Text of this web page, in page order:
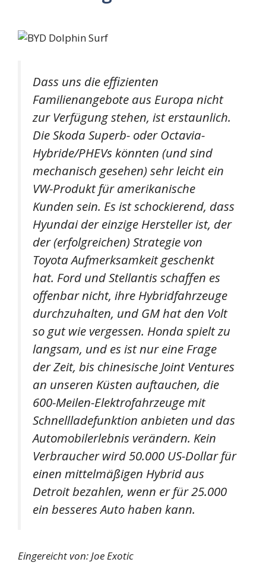
Dass uns die effizienten
Familienangebote aus Europa nicht
zur Verfügung stehen, ist erstaunlich.
Die Skoda Superb- oder Octavia-
Hybride/PHEVs könnten (und sind
mechanisch gesehen) sehr leicht ein
VW-Produkt für amerikanische
Kunden sein. Es ist schockierend, dass
Hyundai der einzige Hersteller ist, der
der (erfolgreichen) Strategie von
Toyota Aufmerksamkeit geschenkt
hat. Ford und Stellantis schaffen es
offenbar nicht, ihre Hybridfahrzeuge
durchzuhalten, und GM hat den Volt
so gut wie vergessen. Honda spielt zu
langsam, und es ist nur eine Frage
der Zeit, bis chinesische Joint Ventures
an unseren Küsten auftauchen, die
600-Meilen-Elektrofahrzeuge mit
Schnellladefunktion anbieten und das
Automobilerlebnis verändern. Kein
Verbraucher wird 50.000 US-Dollar für
einen mittelmäßigen Hybrid aus
Detroit bezahlen, wenn er für 25.000
ein besseres Auto haben kann.
Eingereicht von: Joe Exotic